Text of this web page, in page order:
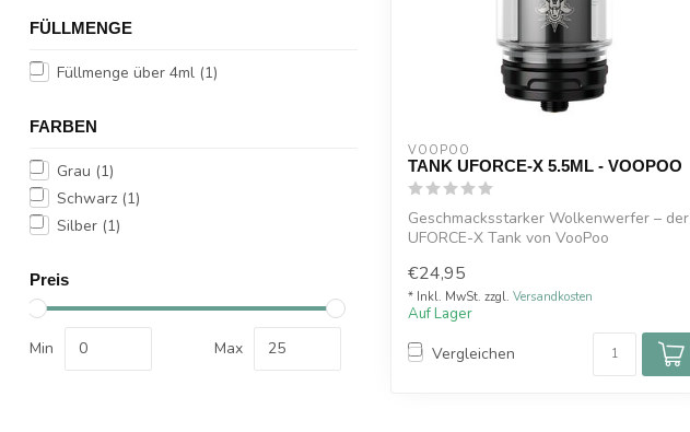
FÜLLMENGE
Füllmenge über 4ml (1)
FARBEN
Grau (1)
Schwarz (1)
Silber (1)
Preis
Min Max
VOOPOO
TANK UFORCE-X 5.5ML - VOOPOO
Geschmacksstarker Wolkenwerfer – der
UFORCE-X Tank von VooPoo
€24,95
* Inkl. MwSt. zzgl. Versandkosten
Auf Lager
Vergleichen